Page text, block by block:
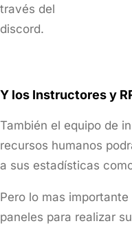
través del
discord.
Y los Instructores y
También el equipo de
recursos humanos
a sus estadísticas
Pero lo mas importante
paneles para realizar